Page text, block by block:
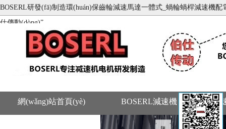
BOSERL研發(fā)制造環(huán)保齒輪減速馬達一體式_蝸輪蝸桿減速機配
仕傳動(dòng)”
網(wǎng)站首頁(yè) BOSERL減速機 減